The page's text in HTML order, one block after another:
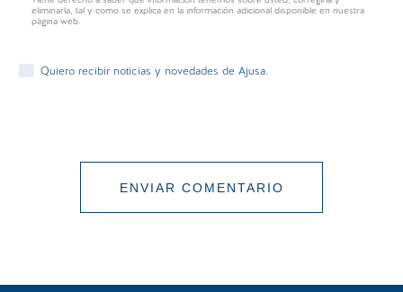
eliminarla, tal y como se explica en la información adicional disponible en nuestra
página web.
Quiero recibir noticias y novedades de Ajusa.
ENVIAR COMENTARIO